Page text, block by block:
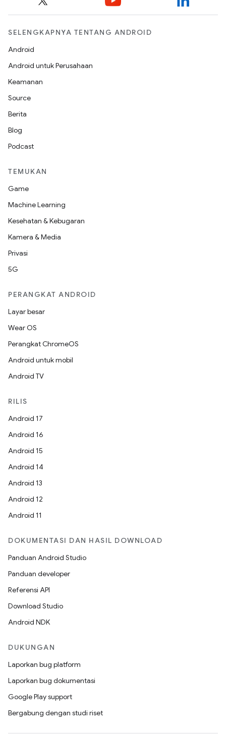
SELENGKAPNYA TENTANG ANDROID
Android
Android untuk Perusahaan
Keamanan
Source
Berita
Blog
Podcast
TEMUKAN
Game
Machine Learning
Kesehatan & Kebugaran
Kamera & Media
Privasi
5G
PERANGKAT ANDROID
Layar besar
Wear OS
Perangkat ChromeOS
Android untuk mobil
Android TV
RILIS
Android 17
Android 16
Android 15
Android 14
Android 13
Android 12
Android 11
DOKUMENTASI DAN HASIL DOWNLOAD
Panduan Android Studio
Panduan developer
Referensi API
Download Studio
Android NDK
DUKUNGAN
Laporkan bug platform
Laporkan bug dokumentasi
Google Play support
Bergabung dengan studi riset